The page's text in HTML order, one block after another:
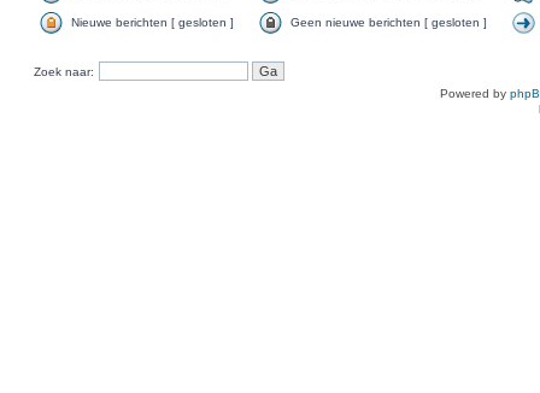
Nieuwe berichten [ gesloten ] Geen nieuwe berichten [ gesloten ]
Zoek naar:
Powered by